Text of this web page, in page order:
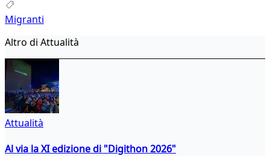
Migranti
Altro di Attualità
Attualità
Al via la XI edizione di "Digithon 2026"